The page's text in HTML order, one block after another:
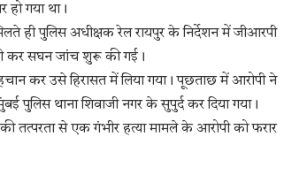
हो गया था।
ही पुलिस अधीक्षक रेल रायपुर के निर्देशन में जीआरपी
कर सघन जांच शुरू की गई।
कर उसे हिरासत में लिया गया। पूछताछ में आरोपी ने
पुलिस थाना शिवाजी नगर के सुपुर्द कर दिया गया।
की तत्परता से एक गंभीर हत्या मामले के आरोपी को फरार